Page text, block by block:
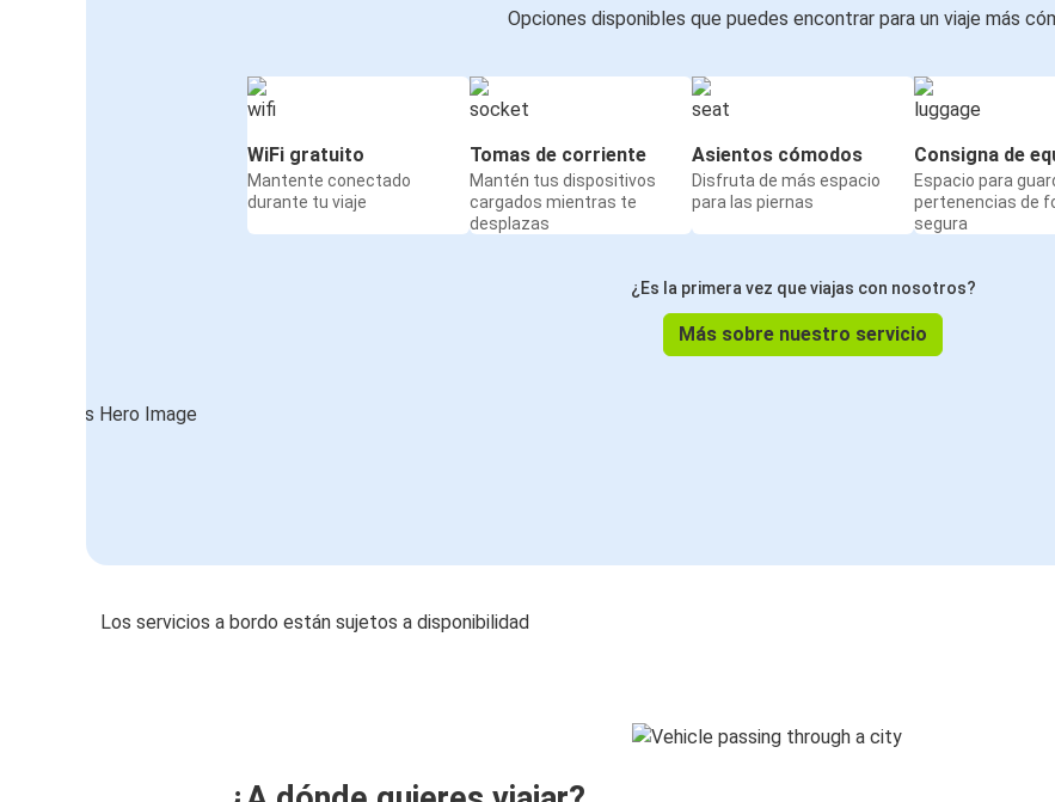
Opciones disponibles que puedes encontrar para un viaje más
WiFi gratuito
Mantente conectado
durante tu viaje
Tomas de corriente
Mantén tus dispositivos
cargados mientras te
desplazas
Asientos cómodos
Disfruta de más espacio
para las piernas
Consigna de
Espacio para
pertenencias de
segura
¿Es la primera vez que viajas con nosotros?
Más sobre nuestro servicio
Los servicios a bordo están sujetos a disponibilidad